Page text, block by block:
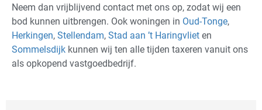
Neem dan vrijblijvend contact met ons op, zodat wij een
bod kunnen uitbrengen. Ook woningen in Oud-Tonge,
Herkingen, Stellendam, Stad aan ’t Haringvliet en
Sommelsdijk kunnen wij ten alle tijden taxeren vanuit ons
als opkopend vastgoedbedrijf.